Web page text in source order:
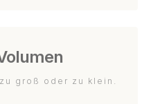
groß oder zu klein.